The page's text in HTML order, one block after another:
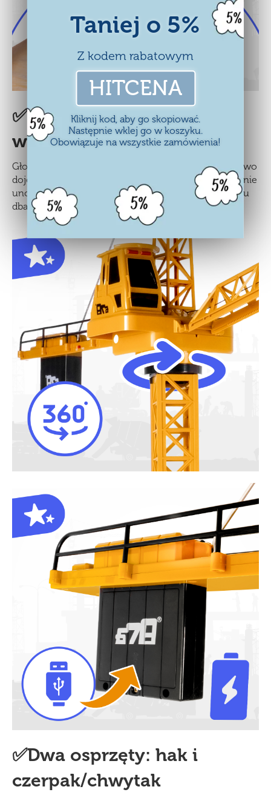
Taniej o 5%
Z kodem rabatowym
HITCENA
Kliknij kod, aby go skopiować.
Następnie wklej go w koszyku.
Obowiązuje na wszystkie zamówienia!
✅Obrót 360° i mocna
wciągarka
Głowica żurawia obraca się dookoła, dzięki czemu łatwo
dojedziesz nad każdy „plac składowy”. Wciągarka płynnie
unosi i opuszcza ładunki, a prowadnice na wysięgniku
dbają o pewne prowadzenie liny.
✅Dwa osprzęty: hak i
czerpak/chwytak